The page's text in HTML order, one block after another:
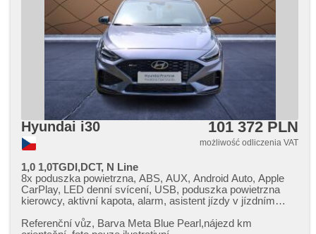
podgrzewana kierownica, chowane zagłówki, zatmavená
zadní skla, gwarancja
Hyundai i30 101 372 PLN
możliwość odliczenia VAT
1,0 1,0TGDI,DCT, N Line
8x poduszka powietrzna, ABS, AUX, Android Auto, Apple
CarPlay, LED denní svícení, USB, poduszka powietrzna
kierowcy, aktivní kapota, alarm, asistent jízdy v jízdním
jízdního pruhu, automatyczne lampy ostrzegawcze,
Referenční vůz,​ Barva Meta Blue Pearl,​nájezd km